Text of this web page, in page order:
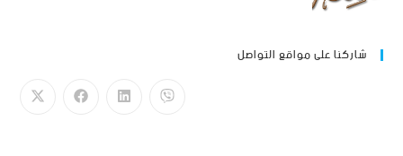
شاركنا على مواقع التواصل